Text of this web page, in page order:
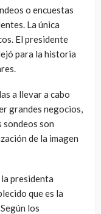
o encuestas
La única
El presidente
para la historia
a llevar a cabo
grandes negocios,
sondeos son
de la imagen
la presidenta
que es la
los